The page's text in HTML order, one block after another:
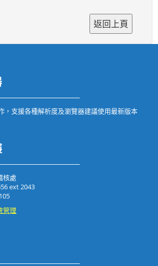
，支援各種解析度及瀏覽器建議使用最新版本
核處
ext 2043
管理